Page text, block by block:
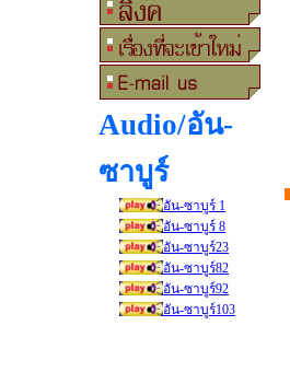
Audio/อัน-
ซาบูร์
อัน-ซาบูร์ 1
อัน-ซาบูร์ 8
อัน-ซาบูร์23
อัน-ซาบูร์82
อัน-ซาบูร์92
อัน-ซาบูร์103